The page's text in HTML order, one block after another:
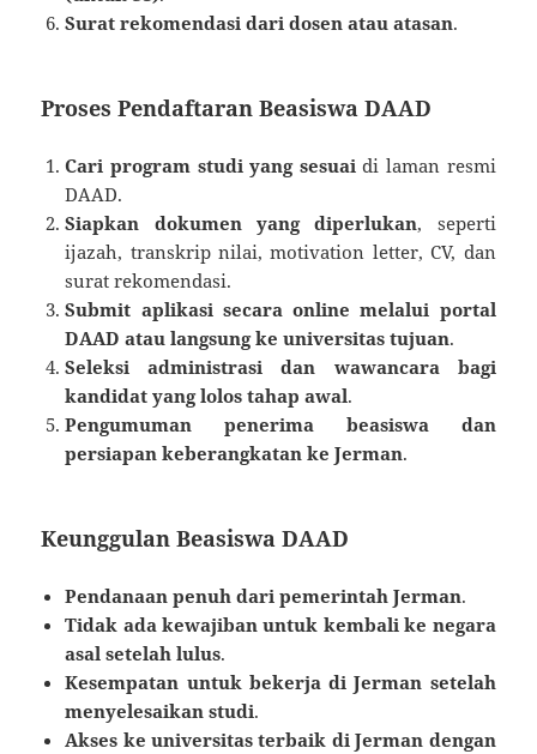
Surat rekomendasi dari dosen atau atasan.
Proses Pendaftaran Beasiswa DAAD
Cari program studi yang sesuai di laman resmi
DAAD.
Siapkan dokumen yang diperlukan, seperti
ijazah, transkrip nilai, motivation letter, CV, dan
surat rekomendasi.
Submit aplikasi secara online melalui portal
DAAD atau langsung ke universitas tujuan.
Seleksi administrasi dan wawancara bagi
kandidat yang lolos tahap awal.
Pengumuman penerima beasiswa dan
persiapan keberangkatan ke Jerman.
Keunggulan Beasiswa DAAD
Pendanaan penuh dari pemerintah Jerman.
Tidak ada kewajiban untuk kembali ke negara
asal setelah lulus.
Kesempatan untuk bekerja di Jerman setelah
menyelesaikan studi.
Akses ke universitas terbaik di Jerman dengan